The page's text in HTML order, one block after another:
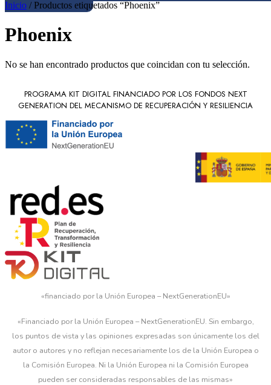
Inicio / Productos etiquetados “Phoenix”
Phoenix
No se han encontrado productos que coincidan con tu selección.
PROGRAMA KIT DIGITAL FINANCIADO POR LOS FONDOS NEXT
GENERATION DEL MECANISMO DE RECUPERACIÓN Y RESILIENCIA
«financiado por la Unión Europea – NextGenerationEU»
«Financiado por la Unión Europea – NextGenerationEU. Sin embargo,
los puntos de vista y las opiniones expresadas son únicamente los del
autor o autores y no reflejan necesariamente los de la Unión Europea o
la Comisión Europea. Ni la Unión Europea ni la Comisión Europea
pueden ser consideradas responsables de las mismas»